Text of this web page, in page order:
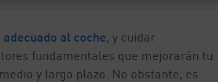
al coche, y cuidar
fundamentales que mejorarán tu
y largo plazo. No obstante, es